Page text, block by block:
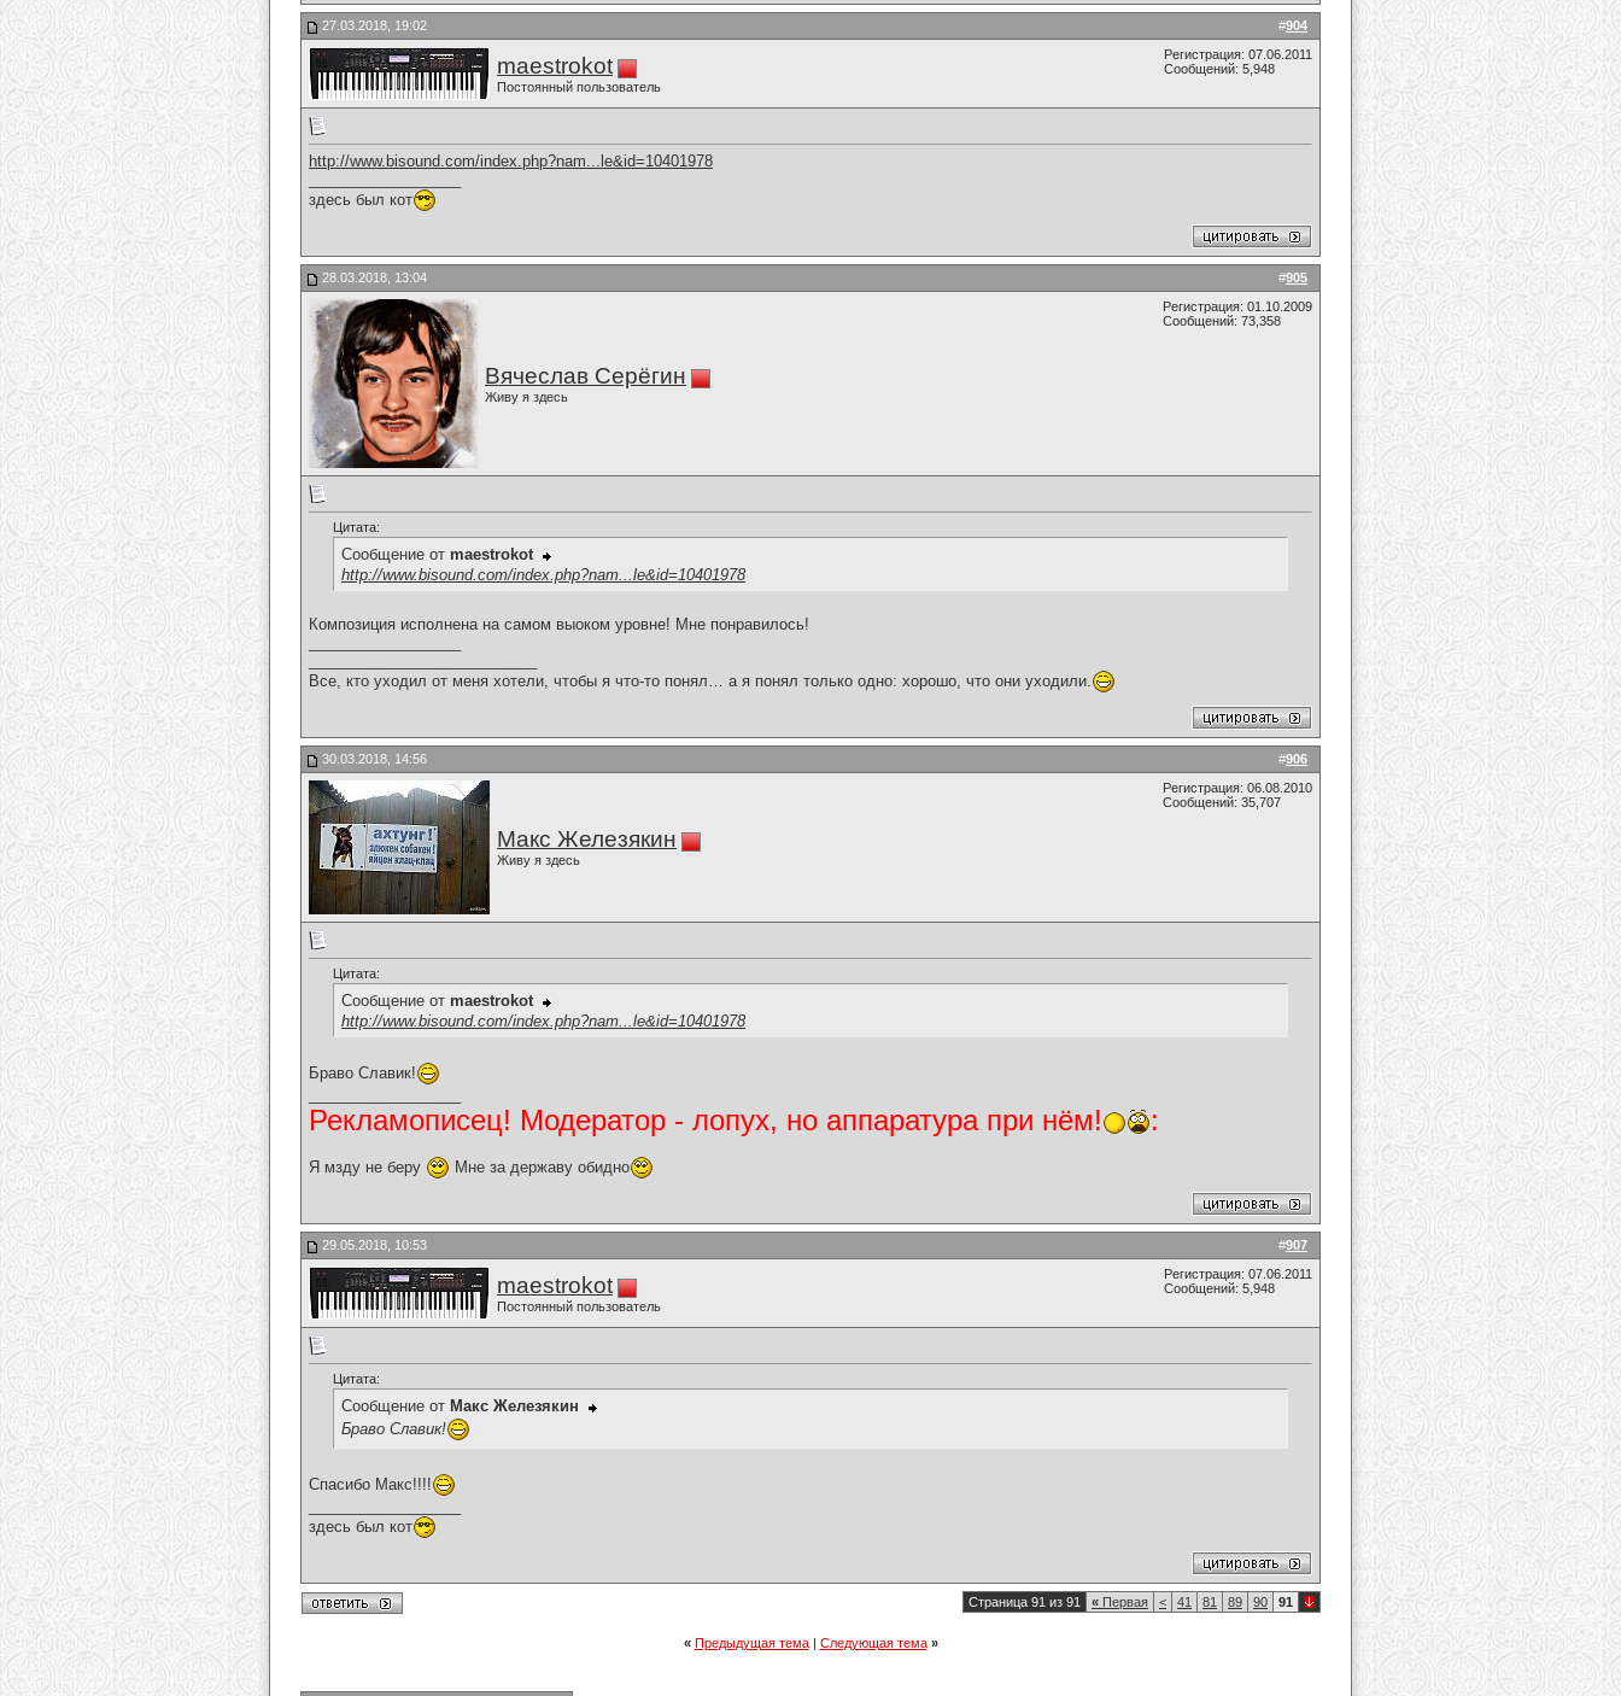
#904
27.03.2018, 19:02
maestrokot
Постоянный пользователь
Регистрация: 07.06.2011
Сообщений: 5,948
http://www.bisound.com/index.php?nam...le&id=10401978
здесь был кот
#905
28.03.2018, 13:04
Вячеслав Серёгин
Живу я здесь
Регистрация: 01.10.2009
Сообщений: 73,358
Цитата:
Сообщение от maestrokot
http://www.bisound.com/index.php?nam...le&id=10401978
Композиция исполнена на самом выоком уровне! Мне понравилось!
Все, кто уходил от меня хотели, чтобы я что-то понял… а я понял только одно: хорошо, что они уходили.
#906
30.03.2018, 14:56
Макс Железякин
Живу я здесь
Регистрация: 06.08.2010
Сообщений: 35,707
Цитата:
Сообщение от maestrokot
http://www.bisound.com/index.php?nam...le&id=10401978
Браво Славик!
Рекламописец! Модератор - лопух, но аппаратура при нём! :
Я мзду не беру Мне за державу обидно
#907
29.05.2018, 10:53
maestrokot
Постоянный пользователь
Регистрация: 07.06.2011
Сообщений: 5,948
Цитата:
Сообщение от Макс Железякин
Браво Славик!
Спасибо Макс!!!!
здесь был кот
Страница 91 из 91 « Первая < 41 81 89 90 91
« Предыдущая тема| Следующая тема »